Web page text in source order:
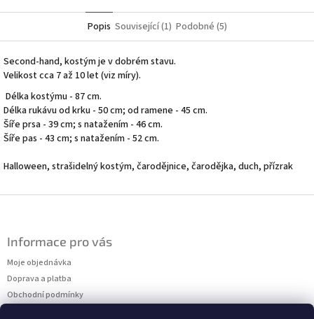
Popis Související (1) Podobné (5)
Second-hand, kostým je v dobrém stavu.
Velikost cca 7 až 10 let (viz míry).
Délka kostýmu - 87 cm.
Délka rukávu od krku - 50 cm; od ramene - 45 cm.
Šíře prsa - 39 cm; s natažením - 46 cm.
Šíře pas - 43 cm; s natažením - 52 cm.
Halloween, strašidelný kostým, čarodějnice, čarodějka, duch, přízrak
Informace pro vás
Moje objednávka
Doprava a platba
Obchodní podmínky